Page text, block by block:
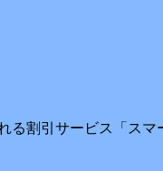
る割引サービス「ス